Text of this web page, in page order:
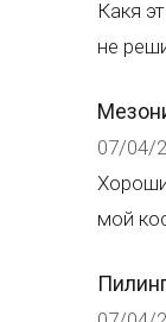
Какя
не
07/04/
мой